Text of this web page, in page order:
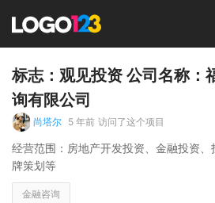
首页
选择套餐→
标志：观见投资 公司名称：
询有限公司
尚塔尔 5 年前 访问了这个项目
经营范围：房地产开发投资、金融投资
牌策划等
金融咨询